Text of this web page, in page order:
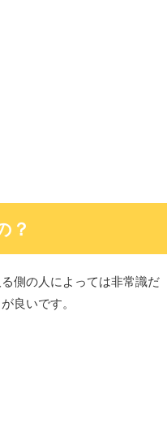
？
側の人によっては非常識だ
良いです。